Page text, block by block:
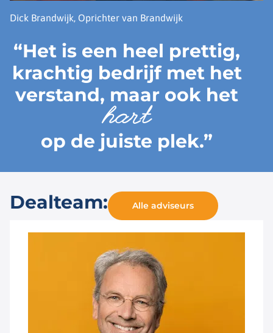
Dick Brandwijk, Oprichter van Brandwijk
“Het is een heel prettig,
krachtig bedrijf met het
verstand, maar ook het
hart
op de juiste plek.”
Dealteam: Alle adviseurs